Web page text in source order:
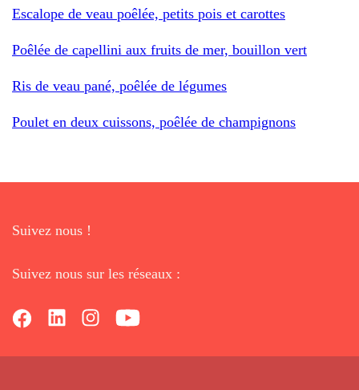
Escalope de veau poêlée, petits pois et carottes
Poêlée de capellini aux fruits de mer, bouillon vert
Ris de veau pané, poêlée de légumes
Poulet en deux cuissons, poêlée de champignons
Suivez nous !
Suivez nous sur les réseaux :